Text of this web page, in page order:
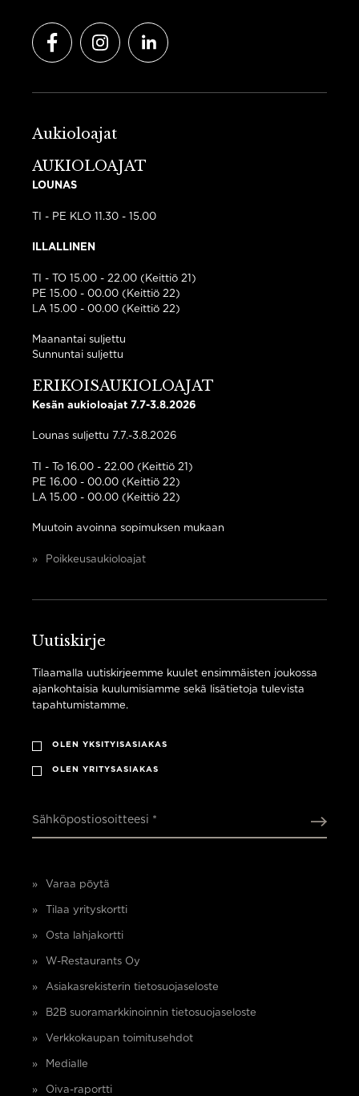
FacebookInstagramLinkedIn
Aukioloajat
AUKIOLOAJAT
LOUNAS
TI - PE KLO 11.30 - 15.00
ILLALLINEN
TI - TO 15.00 - 22.00 (Keittiö 21)
PE 15.00 - 00.00 (Keittiö 22)
LA 15.00 - 00.00 (Keittiö 22)
Maanantai suljettu
Sunnuntai suljettu
ERIKOISAUKIOLOAJAT
Kesän aukioloajat 7.7-3.8.2026
Lounas suljettu 7.7.-3.8.2026
TI - To 16.00 - 22.00 (Keittiö 21)
PE 16.00 - 00.00 (Keittiö 22)
LA 15.00 - 00.00 (Keittiö 22)
Muutoin avoinna sopimuksen mukaan
Poikkeusaukioloajat
Uutiskirje
Tilaamalla uutiskirjeemme kuulet ensimmäisten joukossa
ajankohtaisia kuulumisiamme sekä lisätietoja tulevista
tapahtumistamme.
OLEN YKSITYISASIAKAS
OLEN YRITYSASIAKAS
Sähköpostiosoitteesi *
Varaa pöytä
Tilaa yrityskortti
Osta lahjakortti
W-Restaurants Oy
Asiakasrekisterin tietosuojaseloste
B2B suoramarkkinoinnin tietosuojaseloste
Verkkokaupan toimitusehdot
Medialle
Oiva-raportti